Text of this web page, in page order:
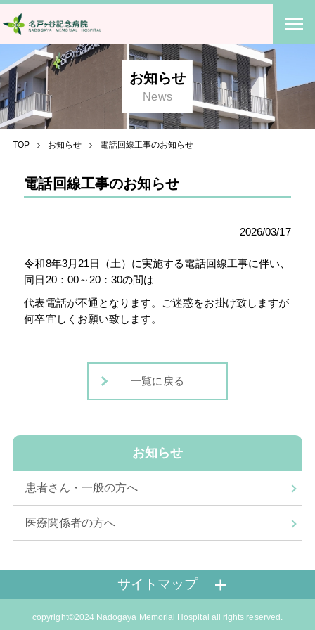
お知らせ
News
TOP お知らせ 電話回線工事のお知らせ
電話回線工事のお知らせ
2026/03/17
令和8年3月21日（土）に実施する電話回線工事に伴い、
同日20：00～20：30の間は
代表電話が不通となります。ご迷惑をお掛け致しますが
何卒宜しくお願い致します。
一覧に戻る
お知らせ
患者さん・一般の方へ
医療関係者の方へ
サイトマップ
copyright©2024 Nadogaya Memorial Hospital all rights reserved.